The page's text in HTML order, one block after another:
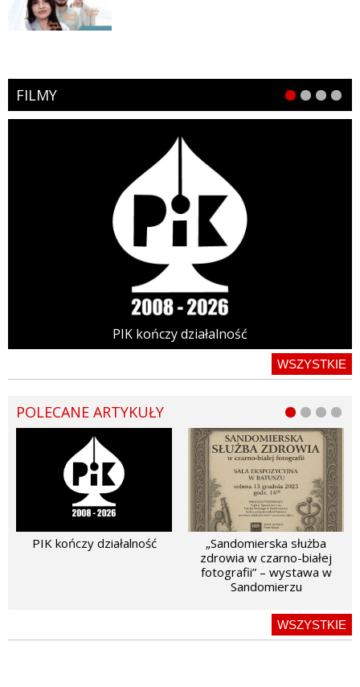
FILMY
PIK kończy działalność
WSZYSTKIE
POLECANE ARTYKUŁY
PIK kończy działalność
„Sandomierska służba
zdrowia w czarno-białej
fotografii” – wystawa w
Sandomierzu
WSZYSTKIE